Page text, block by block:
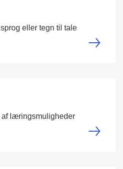
eller tegn til tale
af læringsmuligheder